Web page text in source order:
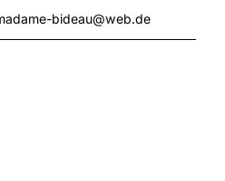
bideau@web.de